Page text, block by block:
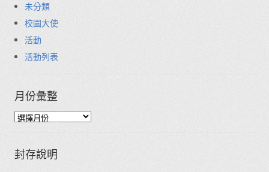
未分類
校園大使
活動
活動列表
月份彙整
封存說明